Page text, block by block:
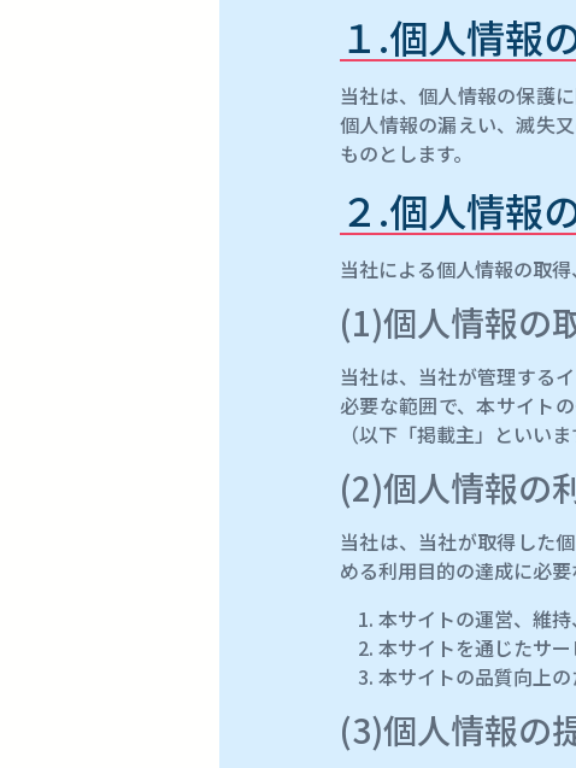
１.個人情報
当社は、個人情報の保護
個人情報の漏えい、滅失
ものとします。
２.個人情報
当社による個人情報の取
(1)個人情報の
当社は、当社が管理する
必要な範囲で、本サイト
（以下「掲載主」といい
(2)個人情報の
当社は、当社が取得した
める利用目的の達成に必
本サイトの運営、維
本サイトを通じたサ
本サイトの品質向上
(3)個人情報の